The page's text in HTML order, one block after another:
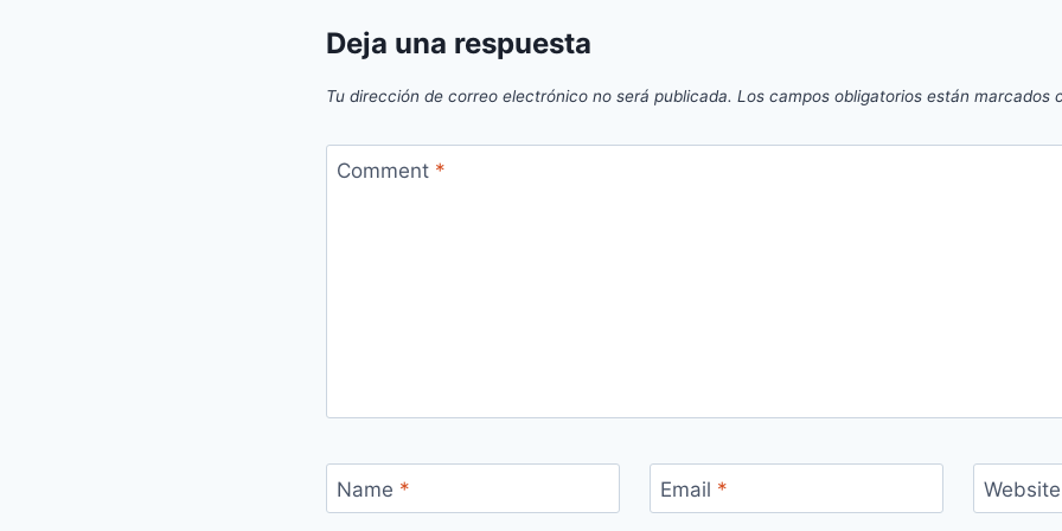
Deja una respuesta
Tu dirección de correo electrónico no será publicada. Los campos obligatorios están marcados
Comment *
Name * Email * Website